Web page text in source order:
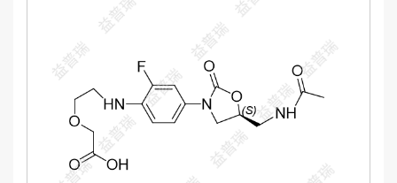
福莫特罗杂质
环丙沙星杂质
甲氧氯普胺杂质
甲氧那明杂质
决奈达隆杂质
拉贝洛尔杂质
莱博雷生杂质